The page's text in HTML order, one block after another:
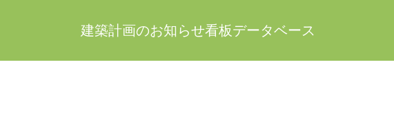
建築計画のお知らせ看板データベース